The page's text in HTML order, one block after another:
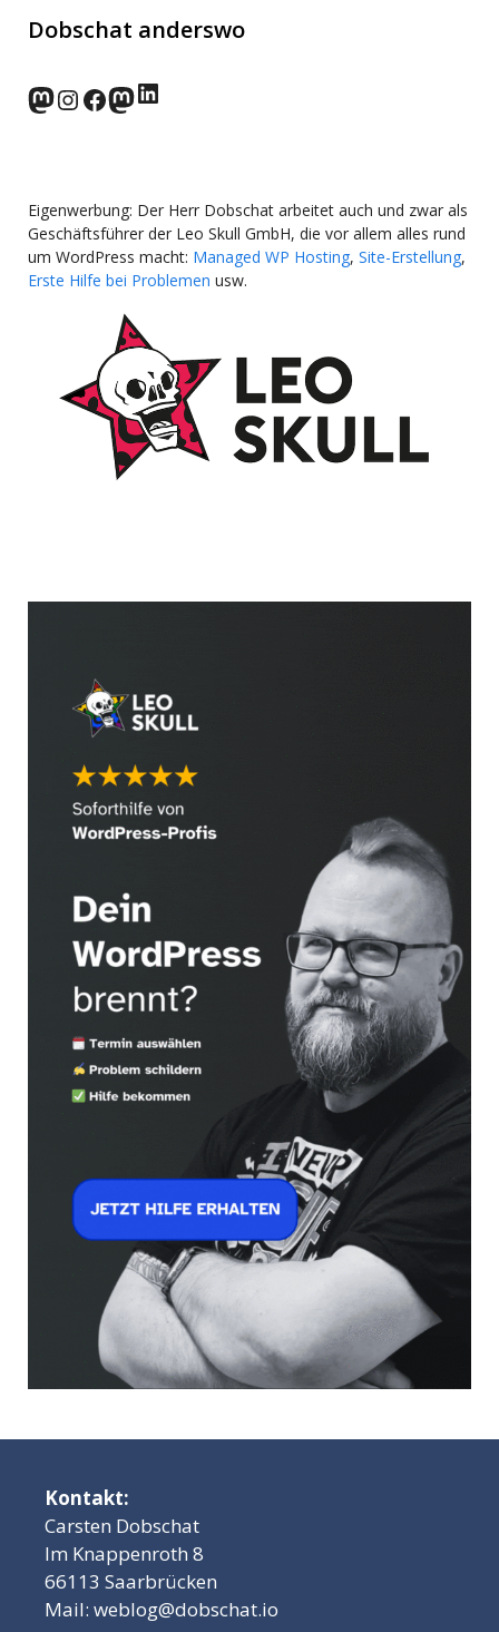
Dobschat anderswo
norden.social
Instagram
Facebook
wp-punks.social
LinkedIn
Eigenwerbung: Der Herr Dobschat arbeitet auch und zwar als
Geschäftsführer der Leo Skull GmbH, die vor allem alles rund
um WordPress macht: Managed WP Hosting, Site-Erstellung,
Erste Hilfe bei Problemen usw.
Kontakt:
Carsten Dobschat
Im Knappenroth 8
66113 Saarbrücken
Mail: weblog@dobschat.io